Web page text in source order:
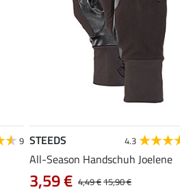
9 STEEDS 4.3
All-Season Handschuh Joelene
4,49 €15,90 €
3,59 €